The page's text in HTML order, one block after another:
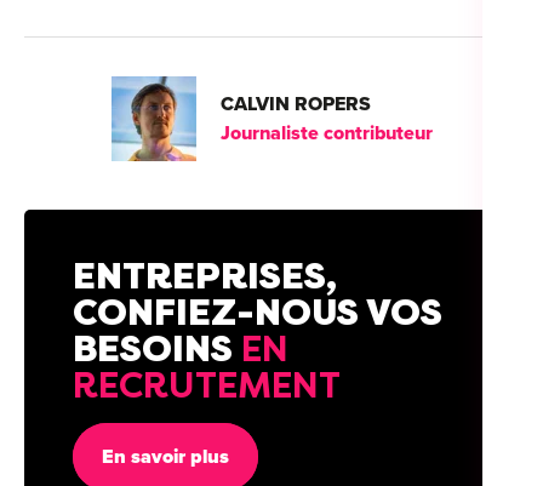
CALVIN ROPERS
Journaliste contributeur
ENTREPRISES,
CONFIEZ-NOUS VOS
BESOINS EN
RECRUTEMENT
En savoir plus